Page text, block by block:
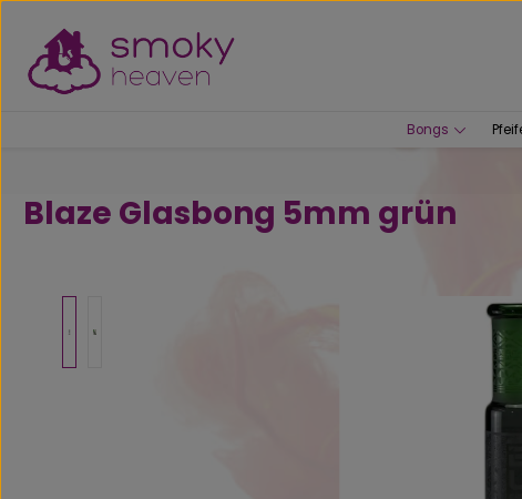
Bongs
Blaze Glasbong 5mm grün
Bildergalerie überspringen